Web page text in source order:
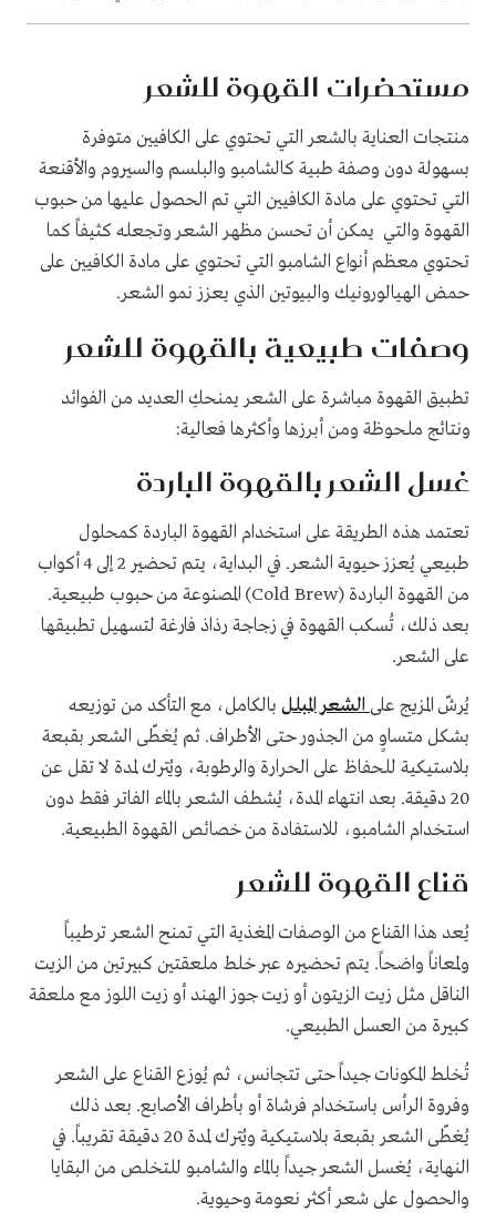
مستحضرات القهوة للشعر
منتجات العناية بالشعر التي تحتوي على الكافيين متوفرة
بسهولة دون وصفة طبية كالشامبو والبلسم والسيروم والأقنعة
التي تحتوي على مادة الكافيين التي تم الحصول عليها من حبوب
القهوة والتي يمكن أن تحسن مظهر الشعر وتجعله كثيفاً كما
تحتوي معظم أنواع الشامبو التي تحتوي على مادة الكافيين على
حمض الهيالورونيك والبيوتين الذي يعزز نمو الشعر.
وصفات طبيعية بالقهوة للشعر
تطبيق القهوة مباشرة على الشعر يمنحكِ العديد من الفوائد
ونتائج ملحوظة ومن أبرزها وأكثرها فعالية:
غسل الشعر بالقهوة الباردة
تعتمد هذه الطريقة على استخدام القهوة الباردة كمحلول
طبيعي يُعزز حيوية الشعر. في البداية، يتم تحضير 2 إلى 4 أكواب
من القهوة الباردة (Cold Brew) المصنوعة من حبوب طبيعية.
بعد ذلك، تُسكب القهوة في زجاجة رذاذ فارغة لتسهيل تطبيقها
على الشعر.
يُرشّ المزيج على الشعر المبلل بالكامل، مع التأكد من توزيعه
بشكل متساوٍ من الجذور حتى الأطراف. ثم يُغطّى الشعر بقبعة
بلاستيكية للحفاظ على الحرارة والرطوبة، ويُترك لمدة لا تقل عن
20 دقيقة. بعد انتهاء المدة، يُشطف الشعر بالماء الفاتر فقط دون
استخدام الشامبو، للاستفادة من خصائص القهوة الطبيعية.
قناع القهوة للشعر
يُعد هذا القناع من الوصفات المغذية التي تمنح الشعر ترطيباً
ولمعاناً واضحاً. يتم تحضيره عبر خلط ملعقتين كبيرتين من الزيت
الناقل مثل زيت الزيتون أو زيت جوز الهند أو زيت اللوز مع ملعقة
كبيرة من العسل الطبيعي.
تُخلط المكونات جيداً حتى تتجانس، ثم يُوزع القناع على الشعر
وفروة الرأس باستخدام فرشاة أو بأطراف الأصابع. بعد ذلك
يُغطّى الشعر بقبعة بلاستيكية ويُترك لمدة 20 دقيقة تقريباً. في
النهاية، يُغسل الشعر جيداً بالماء والشامبو للتخلص من البقايا
والحصول على شعر أكثر نعومة وحيوية.